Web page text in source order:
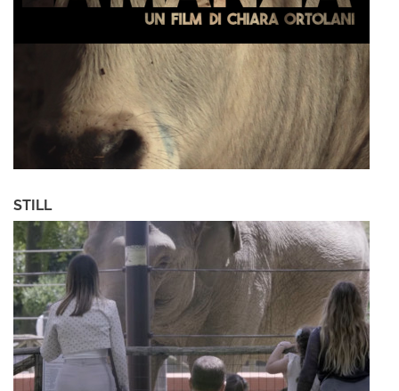
STILL